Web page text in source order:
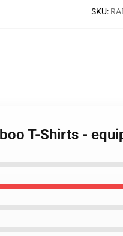
SKU:
T-Shirts -